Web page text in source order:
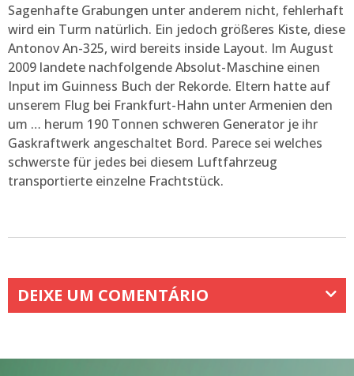
Sagenhafte Grabungen unter anderem nicht, fehlerhaft
wird ein Turm natürlich. Ein jedoch größeres Kiste, diese
Antonov An-325, wird bereits inside Layout. Im August
2009 landete nachfolgende Absolut-Maschine einen
Input im Guinness Buch der Rekorde. Eltern hatte auf
unserem Flug bei Frankfurt-Hahn unter Armenien den
um … herum 190 Tonnen schweren Generator je ihr
Gaskraftwerk angeschaltet Bord. Parece sei welches
schwerste für jedes bei diesem Luftfahrzeug
transportierte einzelne Frachtstück.
DEIXE UM COMENTÁRIO